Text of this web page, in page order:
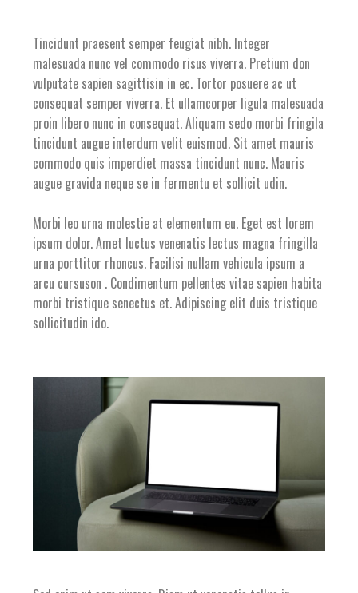
Tincidunt praesent semper feugiat nibh. Integer
malesuada nunc vel commodo risus viverra. Pretium don
vulputate sapien sagittisin in ec. Tortor posuere ac ut
consequat semper viverra. Et ullamcorper ligula malesuada
proin libero nunc in consequat. Aliquam sedo morbi fringila
tincidunt augue interdum velit euismod. Sit amet mauris
commodo quis imperdiet massa tincidunt nunc. Mauris
augue gravida neque se in fermentu et sollicit udin.
Morbi leo urna molestie at elementum eu. Eget est lorem
ipsum dolor. Amet luctus venenatis lectus magna fringilla
urna porttitor rhoncus. Facilisi nullam vehicula ipsum a
arcu cursuson . Condimentum pellentes vitae sapien habita
morbi tristique senectus et. Adipiscing elit duis tristique
sollicitudin ido.